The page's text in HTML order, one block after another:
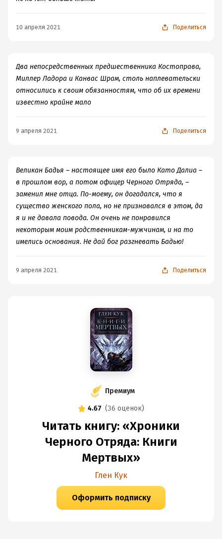
10 апреля 2021 Поделиться
Два непосредственных предшественника Костоправа,
Миллер Ладора и Канвас Шрам, столь наплевательски
относились к своим обязанностям, что об их времени
известно крайне мало
9 апреля 2021 Поделиться
Великан Бадья – настоящее имя его было Като Далиа –
в прошлом вор, а потом офицер Черного Отряда, –
заменил мне отца. По-моему, он догадался, что я
существо женского пола, но не признавался в этом, да
я и не давала повода. Он очень не понравился
некоторым моим родственникам-мужчинам, и на то
имелись основания. Не дай бог разгневать Бадью!
9 апреля 2021 Поделиться
Премиум
4.67 (36 оценок)
Читать книгу: «Хроники
Черного Отряда: Книги
Мертвых»
Глен Кук
Оформить подписку